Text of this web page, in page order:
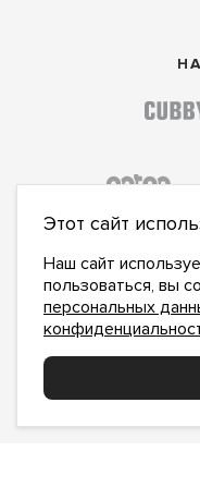
сполитикой
Этот сайт
Наш сайт
пользоваться, вы
персональных